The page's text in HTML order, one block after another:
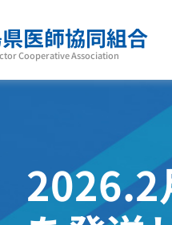
医師協同組合
Cooperative Association
2026.2